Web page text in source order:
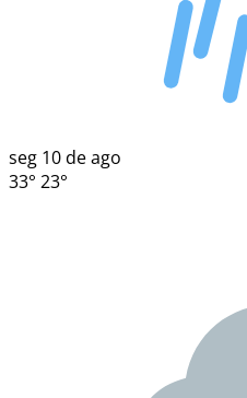
seg 10 de ago
33° 23°